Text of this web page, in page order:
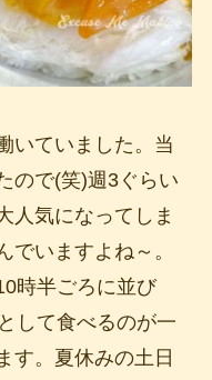
いていました。当
ので(笑)週3ぐらい
人気になってしま
でいますよね～。
時半ごろに並び
して食べるのが一
す。夏休みの土日